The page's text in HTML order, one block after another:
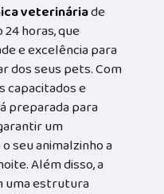
veterináriade
horas, que
e excelência para
dos seus pets. Com
capacitados e
preparada para
um
seu animalzinho a
Além disso, a
uma estrutura